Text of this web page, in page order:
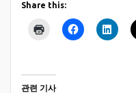
Share this:
관련 기사